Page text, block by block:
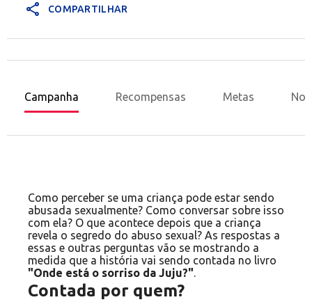
share COMPARTILHAR
Campanha Recompensas Metas
Como perceber se uma criança pode estar sendo
abusada sexualmente? Como conversar sobre isso
com ela? O que acontece depois que a criança
revela o segredo do abuso sexual? As respostas a
essas e outras perguntas vão se mostrando a
medida que a história vai sendo contada no livro
"Onde está o sorriso da Juju?".
Contada por quem?